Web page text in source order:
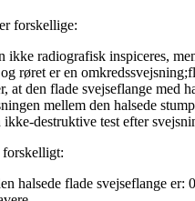
forskellige:
ikke radiografisk inspiceres,
røret er en
at den flade svejseflange med
mellem den halsede
destruktive test efter
halsede flade svejseflange er: